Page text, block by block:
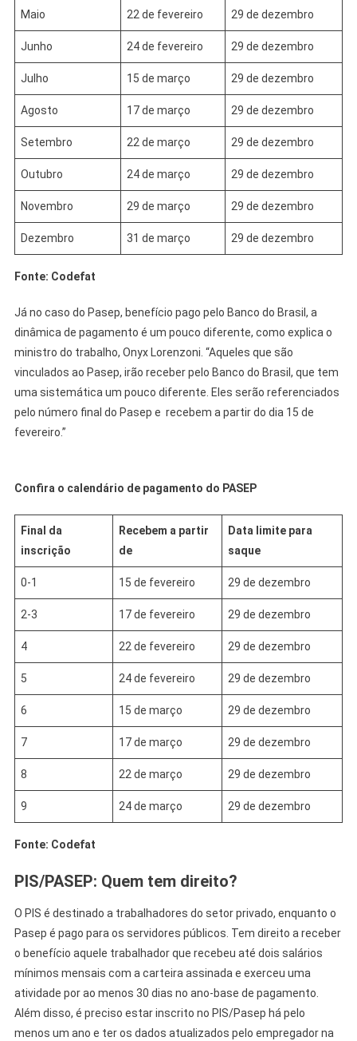
Maio 22 de fevereiro 29 de dezembro
Junho 24 de fevereiro 29 de dezembro
Julho 15 de março 29 de dezembro
Agosto 17 de março 29 de dezembro
Setembro 22 de março 29 de dezembro
Outubro 24 de março 29 de dezembro
Novembro 29 de março 29 de dezembro
Dezembro 31 de março 29 de dezembro
Fonte: Codefat
Já no caso do Pasep, benefício pago pelo Banco do Brasil, a
dinâmica de pagamento é um pouco diferente, como explica o
ministro do trabalho, Onyx Lorenzoni. “Aqueles que são
vinculados ao Pasep, irão receber pelo Banco do Brasil, que tem
uma sistemática um pouco diferente. Eles serão referenciados
pelo número final do Pasep e recebem a partir do dia 15 de
fevereiro.”
Confira o calendário de pagamento do PASEP
Final da
inscrição
Recebem a partir
de
Data limite para
saque
0-1 15 de fevereiro 29 de dezembro
2-3 17 de fevereiro 29 de dezembro
4 22 de fevereiro 29 de dezembro
5 24 de fevereiro 29 de dezembro
6 15 de março 29 de dezembro
7 17 de março 29 de dezembro
8 22 de março 29 de dezembro
9 24 de março 29 de dezembro
Fonte: Codefat
PIS/PASEP: Quem tem direito?
O PIS é destinado a trabalhadores do setor privado, enquanto o
Pasep é pago para os servidores públicos. Tem direito a receber
o benefício aquele trabalhador que recebeu até dois salários
mínimos mensais com a carteira assinada e exerceu uma
atividade por ao menos 30 dias no ano-base de pagamento.
Além disso, é preciso estar inscrito no PIS/Pasep há pelo
menos um ano e ter os dados atualizados pelo empregador na